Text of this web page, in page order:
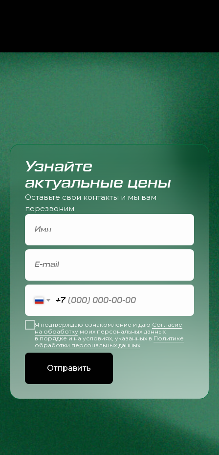
Узнайте
актуальные цены
Оставьте свои контакты и мы вам
перезвоним
+7
Я подтверждаю ознакомление и даю Согласие
на обработку моих персональных данных
в порядке и на условиях, указанных в Политике
обработки персональных данных
Отправить